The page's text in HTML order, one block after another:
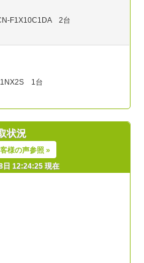
状況
様の声参照 »
日 12:24:25 現在